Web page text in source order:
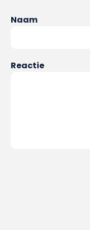
Naam
Reactie